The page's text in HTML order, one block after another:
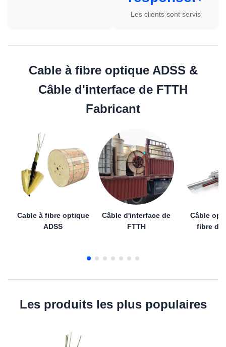
Les clients sont servis
Cable à fibre optique ADSS &
Câble d'interface de FTTH
Fabricant
Cable à fibre optique
ADSS
Câble d'interface de
FTTH
Câble
fibre
Les produits les plus populaires